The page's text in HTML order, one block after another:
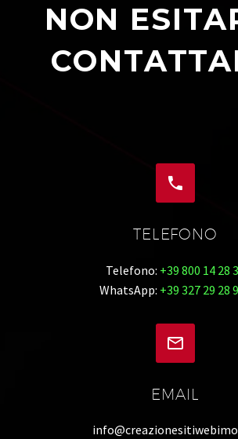
NON


TELEFONO
Telefono: +39 800 14 28
WhatsApp: +39 327 29 28


EMAIL